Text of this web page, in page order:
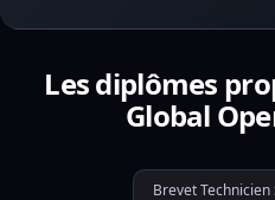
Les diplômes
Global
Brevet Technicien